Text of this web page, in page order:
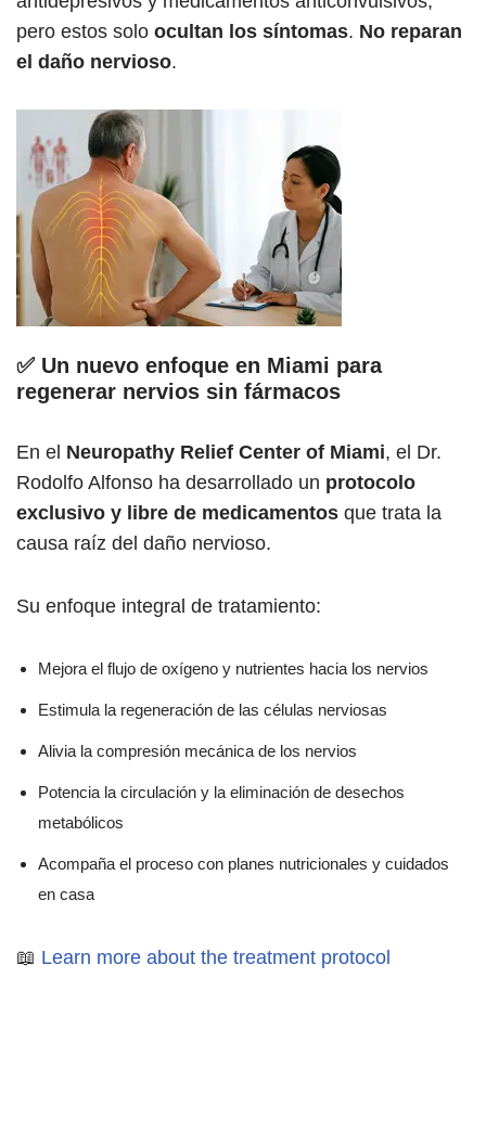
pero estos solo ocultan los síntomas. No reparan
el daño nervioso.
✅ Un nuevo enfoque en Miami para
regenerar nervios sin fármacos
En el Neuropathy Relief Center of Miami, el Dr.
Rodolfo Alfonso ha desarrollado un protocolo
exclusivo y libre de medicamentos que trata la
causa raíz del daño nervioso.
Su enfoque integral de tratamiento:
Mejora el flujo de oxígeno y nutrientes hacia los nervios
Estimula la regeneración de las células nerviosas
Alivia la compresión mecánica de los nervios
Potencia la circulación y la eliminación de desechos
metabólicos
Acompaña el proceso con planes nutricionales y cuidados
en casa
📖 Learn more about the treatment protocol